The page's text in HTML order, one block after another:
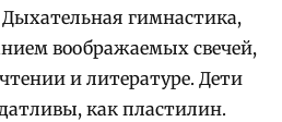
гимнастика,
воображаемых свечей,
и литературе. Дети
как пластилин.